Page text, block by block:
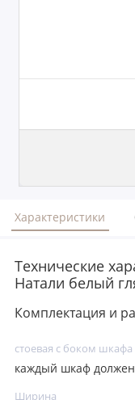
Характеристики
Технические
Натали белый
Комплектация и
стоевая с боком
каждый шкаф должен
Ширина